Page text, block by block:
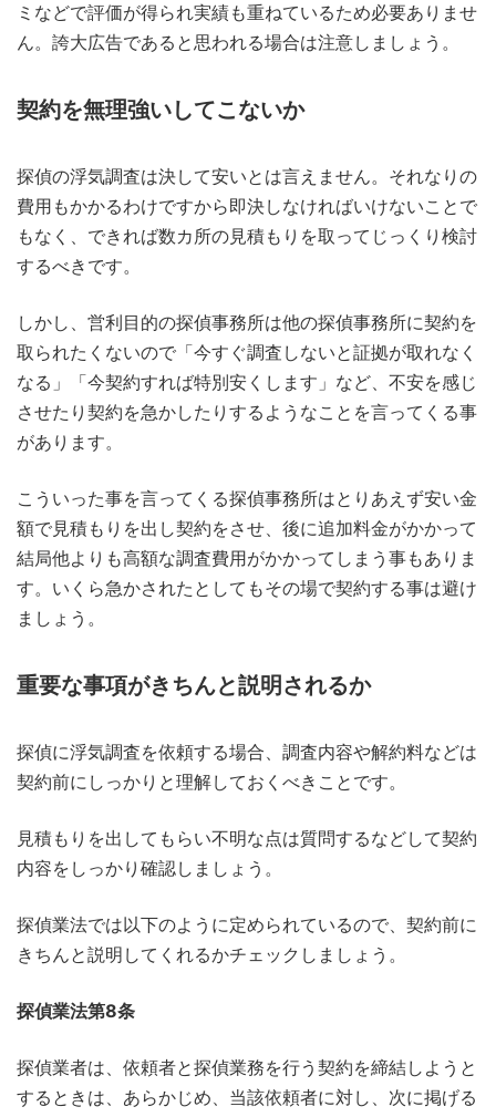
ミなどで評価が得られ実績も重ねているため必要ありませ
ん。誇大広告であると思われる場合は注意しましょう。
契約を無理強いしてこないか
探偵の浮気調査は決して安いとは言えません。それなりの
費用もかかるわけですから即決しなければいけないことで
もなく、できれば数カ所の見積もりを取ってじっくり検討
するべきです。
しかし、営利目的の探偵事務所は他の探偵事務所に契約を
取られたくないので「今すぐ調査しないと証拠が取れなく
なる」「今契約すれば特別安くします」など、不安を感じ
させたり契約を急かしたりするようなことを言ってくる事
があります。
こういった事を言ってくる探偵事務所はとりあえず安い金
額で見積もりを出し契約をさせ、後に追加料金がかかって
結局他よりも高額な調査費用がかかってしまう事もありま
す。いくら急かされたとしてもその場で契約する事は避け
ましょう。
重要な事項がきちんと説明されるか
探偵に浮気調査を依頼する場合、調査内容や解約料などは
契約前にしっかりと理解しておくべきことです。
見積もりを出してもらい不明な点は質問するなどして契約
内容をしっかり確認しましょう。
探偵業法では以下のように定められているので、契約前に
きちんと説明してくれるかチェックしましょう。
探偵業法第8条
探偵業者は、依頼者と探偵業務を行う契約を締結しようと
するときは、あらかじめ、当該依頼者に対し、次に掲げる